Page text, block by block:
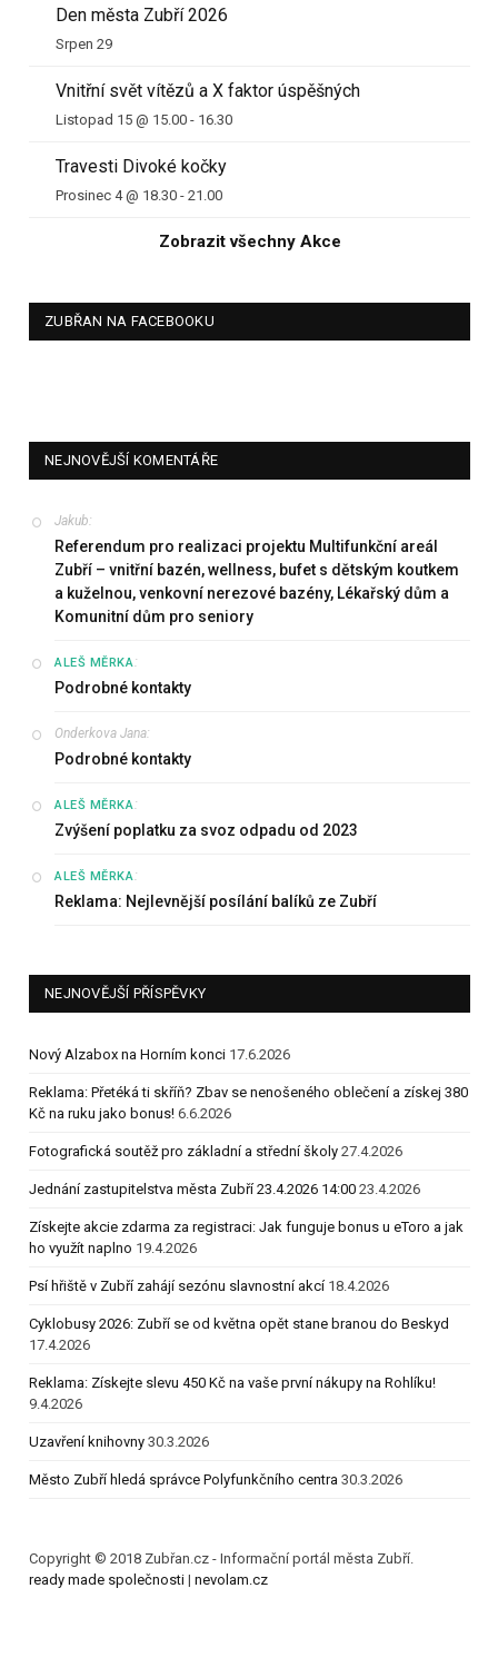
Den města Zubří 2026
Srpen 29
Vnitřní svět vítězů a X faktor úspěšných
Listopad 15 @ 15.00 - 16.30
Travesti Divoké kočky
Prosinec 4 @ 18.30 - 21.00
Zobrazit všechny Akce
ZUBŘAN NA FACEBOOKU
NEJNOVĚJŠÍ KOMENTÁŘE
Jakub:
Referendum pro realizaci projektu Multifunkční areál
Zubří – vnitřní bazén, wellness, bufet s dětským koutkem
a kuželnou, venkovní nerezové bazény, Lékařský dům a
Komunitní dům pro seniory
ALEŠ MĚRKA:
Podrobné kontakty
Onderkova Jana:
Podrobné kontakty
ALEŠ MĚRKA:
Zvýšení poplatku za svoz odpadu od 2023
ALEŠ MĚRKA:
Reklama: Nejlevnější posílání balíků ze Zubří
NEJNOVĚJŠÍ PŘÍSPĚVKY
Nový Alzabox na Horním konci 17.6.2026
Reklama: Přetéká ti skříň? Zbav se nenošeného oblečení a získej 380
Kč na ruku jako bonus! 6.6.2026
Fotografická soutěž pro základní a střední školy 27.4.2026
Jednání zastupitelstva města Zubří 23.4.2026 14:00 23.4.2026
Získejte akcie zdarma za registraci: Jak funguje bonus u eToro a jak
ho využít naplno 19.4.2026
Psí hřiště v Zubří zahájí sezónu slavnostní akcí 18.4.2026
Cyklobusy 2026: Zubří se od května opět stane branou do Beskyd
17.4.2026
Reklama: Získejte slevu 450 Kč na vaše první nákupy na Rohlíku!
9.4.2026
Uzavření knihovny 30.3.2026
Město Zubří hledá správce Polyfunkčního centra 30.3.2026
Copyright © 2018 Zubřan.cz - Informační portál města Zubří.
ready made společnosti | nevolam.cz